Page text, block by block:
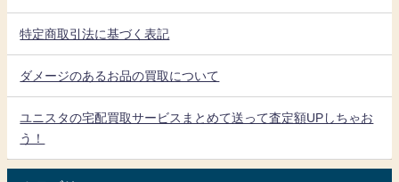
特定商取引法に基づく表記
ダメージのあるお品の買取について
ユニスタの宅配買取サービスまとめて送って査定額UPしちゃお
う！